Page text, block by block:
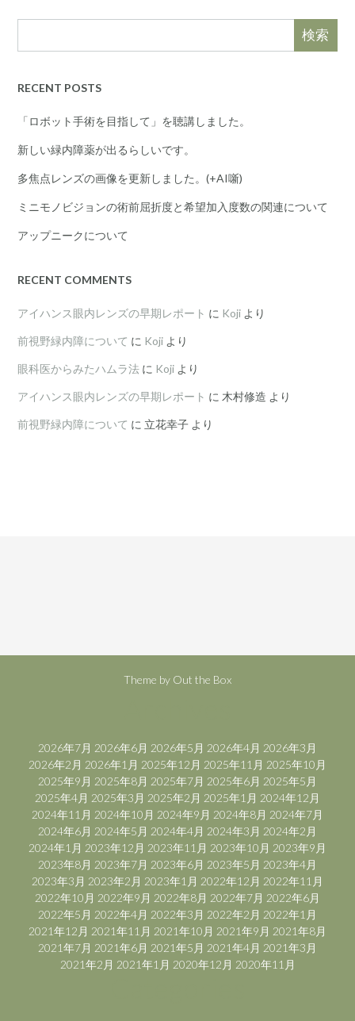
検索
RECENT POSTS
「ロボット手術を目指して」を聴講しました。
新しい緑内障薬が出るらしいです。
多焦点レンズの画像を更新しました。(+AI噺)
ミニモノビジョンの術前屈折度と希望加入度数の関連について
アップニークについて
RECENT COMMENTS
アイハンス眼内レンズの早期レポート に Koji より
前視野緑内障について に Koji より
眼科医からみたハムラ法 に Koji より
アイハンス眼内レンズの早期レポート に 木村修造 より
前視野緑内障について に 立花幸子 より
Theme by Out the Box
2026年7月 2026年6月 2026年5月 2026年4月 2026年3月
2026年2月 2026年1月 2025年12月 2025年11月 2025年10月
2025年9月 2025年8月 2025年7月 2025年6月 2025年5月
2025年4月 2025年3月 2025年2月 2025年1月 2024年12月
2024年11月 2024年10月 2024年9月 2024年8月 2024年7月
2024年6月 2024年5月 2024年4月 2024年3月 2024年2月
2024年1月 2023年12月 2023年11月 2023年10月 2023年9月
2023年8月 2023年7月 2023年6月 2023年5月 2023年4月
2023年3月 2023年2月 2023年1月 2022年12月 2022年11月
2022年10月 2022年9月 2022年8月 2022年7月 2022年6月
2022年5月 2022年4月 2022年3月 2022年2月 2022年1月
2021年12月 2021年11月 2021年10月 2021年9月 2021年8月
2021年7月 2021年6月 2021年5月 2021年4月 2021年3月
2021年2月 2021年1月 2020年12月 2020年11月